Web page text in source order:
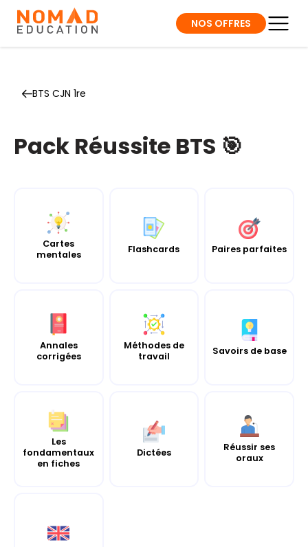
NOS OFFRES
BTS CJN 1re
Pack Réussite BTS 🎯
Cartes
mentales
Flashcards Paires parfaites
Annales
corrigées
Méthodes de
travail
Savoirs de base
Les
fondamentaux
en fiches
Dictées
Réussir ses
oraux